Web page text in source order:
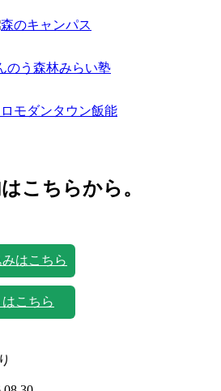
こちらから。
はこちら
こちら